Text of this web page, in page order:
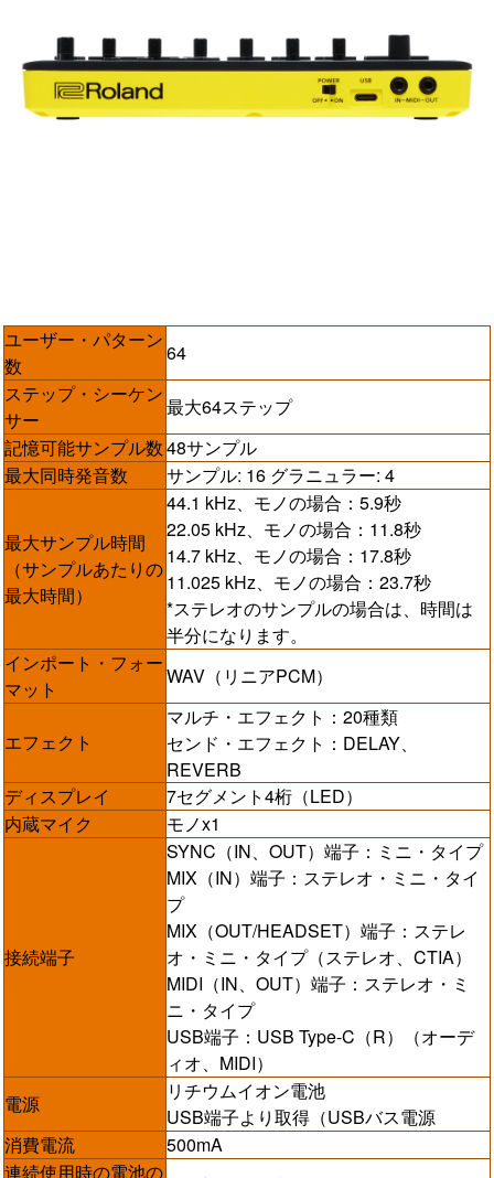
ユーザー・パターン
数
64
ステップ・シーケン
サー
最大64ステップ
記憶可能サンプル数48サンプル
最大同時発音数
サンプル: 16 グラニュラー: 4
最大サンプル時間
（サンプルあたりの
最大時間）
44.1 kHz、モノの場合：5.9秒
22.05 kHz、モノの場合：11.8秒
14.7 kHz、モノの場合：17.8秒
11.025 kHz、モノの場合：23.7秒
*ステレオのサンプルの場合は、時間は
半分になります。
インポート・フォー
マット
WAV（リニアPCM）
エフェクト
マルチ・エフェクト：20種類
センド・エフェクト：DELAY、
REVERB
ディスプレイ
7セグメント4桁（LED）
内蔵マイク
モノx1
接続端子
SYNC（IN、OUT）端子：ミニ・タイプ
MIX（IN）端子：ステレオ・ミニ・タイ
プ
MIX（OUT/HEADSET）端子：ステレ
オ・ミニ・タイプ（ステレオ、CTIA）
MIDI（IN、OUT）端子：ステレオ・ミ
ニ・タイプ
USB端子：USB Type-C（R）（オーデ
ィオ、MIDI）
電源
リチウムイオン電池
USB端子より取得（USBバス電源
消費電流
500mA
連続使用時の電池の